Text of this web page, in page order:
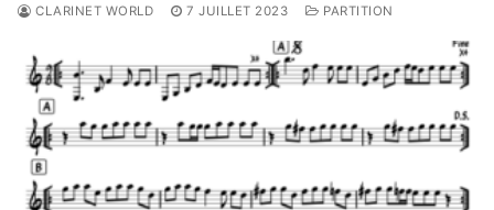
CLARINET WORLD 7 JUILLET 2023 PARTITION